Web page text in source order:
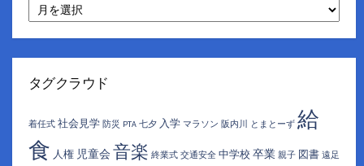
別
ア
イ
タグクラウド
着任式 社会見学 防災 PTA 七夕 入学 マラソン 阪内川 とまとーず 給
食 人権 児童会 音楽 終業式 交通安全 中学校 卒業 親子 図書 遠足